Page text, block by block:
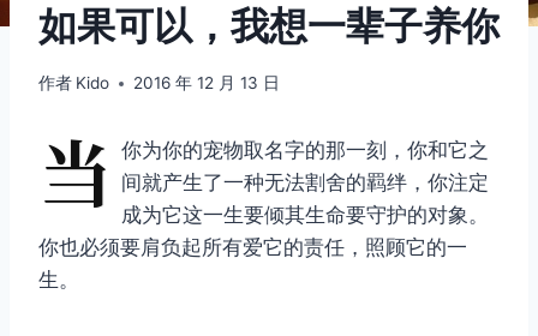
如果可以，我想一辈子养你
作者 Kido 2016 年 12 月 13 日
当
你为你的宠物取名字的那一刻，你和它之
间就产生了一种无法割舍的羁绊，你注定
成为它这一生要倾其生命要守护的对象。
你也必须要肩负起所有爱它的责任，照顾它的一
生。